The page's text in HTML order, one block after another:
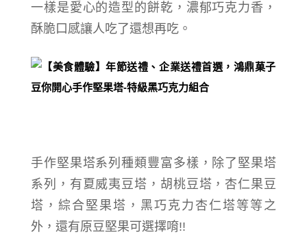
一樣是愛心的造型的餅乾，濃郁巧克力香，
酥脆口感讓人吃了還想再吃。
手作堅果塔系列種類豐富多樣，除了堅果塔
系列，有夏威夷豆塔，胡桃豆塔，杏仁果豆
塔，綜合堅果塔，黑巧克力杏仁塔等等之
外，還有原豆堅果可選擇唷!!